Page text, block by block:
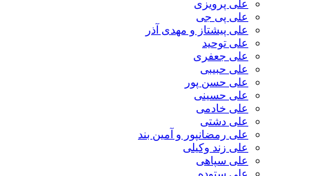
علی پرویزی
علی پی جی
علی پیشتاز و مهدی آذر
علی توحید
علی جعفری
علی حبیبی
علی حسن پور
علی حسینی
علی خادمی
علی دشتی
علی رمضانپور و آمین بند
علی زند وکیلی
علی سپاهی